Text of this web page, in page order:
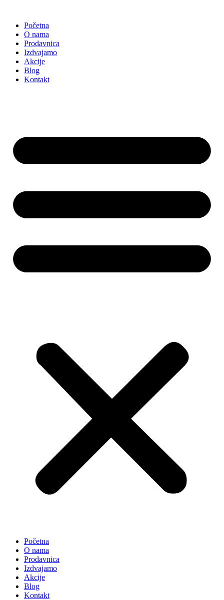
sadržajPočetna
O nama
Prodavnica
Izdvajamo
Akcije
Blog
Kontakt
Početna
O nama
Prodavnica
Izdvajamo
Akcije
Blog
Kontakt